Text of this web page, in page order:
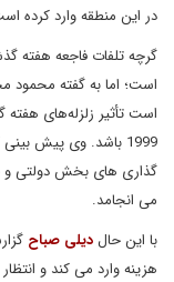
در این منطقه وارد کرده
است؛ اما به گفته محمود
است تأثیر زلزله‌های هفته
1999 باشد. وی پیش
گذاری های بخش دولتی و
می انجامد.
با این حال دیلی صباح
هزینه وارد می کند و